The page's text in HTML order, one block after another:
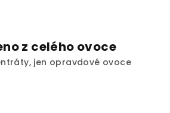
z celého ovoce
jen opravdové ovoce